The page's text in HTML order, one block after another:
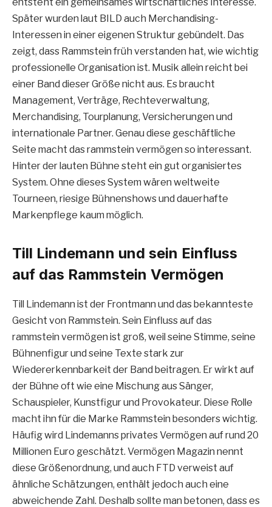
Später wurden laut BILD auch Merchandising-
Interessen in einer eigenen Struktur gebündelt. Das
zeigt, dass Rammstein früh verstanden hat, wie wichtig
professionelle Organisation ist. Musik allein reicht bei
einer Band dieser Größe nicht aus. Es braucht
Management, Verträge, Rechteverwaltung,
Merchandising, Tourplanung, Versicherungen und
internationale Partner. Genau diese geschäftliche
Seite macht das rammstein vermögen so interessant.
Hinter der lauten Bühne steht ein gut organisiertes
System. Ohne dieses System wären weltweite
Tourneen, riesige Bühnenshows und dauerhafte
Markenpflege kaum möglich.
Till Lindemann und sein Einfluss
auf das Rammstein Vermögen
Till Lindemann ist der Frontmann und das bekannteste
Gesicht von Rammstein. Sein Einfluss auf das
rammstein vermögen ist groß, weil seine Stimme, seine
Bühnenfigur und seine Texte stark zur
Wiedererkennbarkeit der Band beitragen. Er wirkt auf
der Bühne oft wie eine Mischung aus Sänger,
Schauspieler, Kunstfigur und Provokateur. Diese Rolle
macht ihn für die Marke Rammstein besonders wichtig.
Häufig wird Lindemanns privates Vermögen auf rund 20
Millionen Euro geschätzt. Vermögen Magazin nennt
diese Größenordnung, und auch FTD verweist auf
ähnliche Schätzungen, enthält jedoch auch eine
abweichende Zahl. Deshalb sollte man betonen, dass es